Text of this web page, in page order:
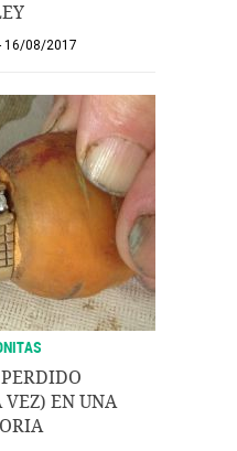
16/08/2017
VEZ) EN UNA